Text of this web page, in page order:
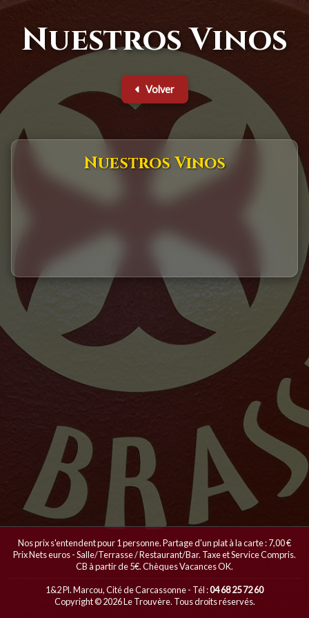
Nuestros Vinos
Volver
Nuestros Vinos
Nos prix s'entendent pour 1 personne. Partage d'un plat à la carte : 7,00 €
Prix Nets euros - Salle/Terrasse / Restaurant/Bar. Taxe et Service Compris.
CB à partir de 5€. Chèques Vacances OK.
1&2 Pl. Marcou, Cité de Carcassonne - Tél :04 68 25 72 60
Copyright © 2026 Le Trouvère. Tous droits réservés.